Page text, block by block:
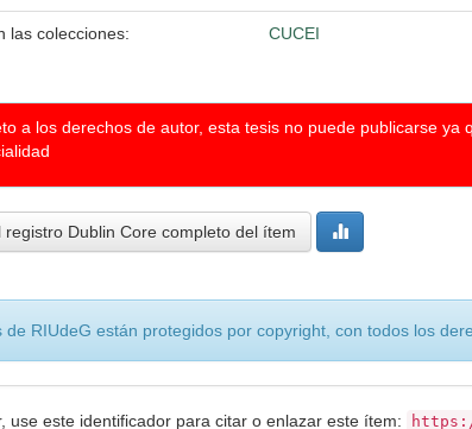
las colecciones: CUCEI
a los derechos de autor, esta tesis no puede publicarse
registro Dublin Core completo del ítem
de RIUdeG están protegidos por copyright, con todos los
use este identificador para citar o enlazar este ítem: